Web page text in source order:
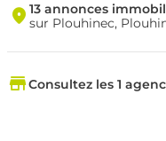
13 annonces
sur Plouhinec,
Consultez les 1